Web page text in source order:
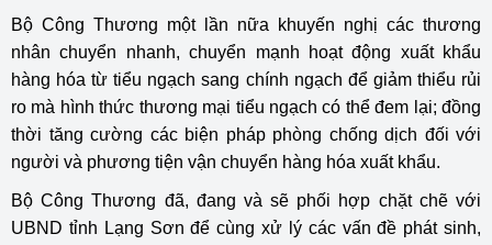
Bộ Công Thương một lần nữa khuyến nghị các thương
nhân chuyển nhanh, chuyển mạnh hoạt động xuất khẩu
hàng hóa từ tiểu ngạch sang chính ngạch để giảm thiểu rủi
ro mà hình thức thương mại tiểu ngạch có thể đem lại; đồng
thời tăng cường các biện pháp phòng chống dịch đối với
người và phương tiện vận chuyển hàng hóa xuất khẩu.
Bộ Công Thương đã, đang và sẽ phối hợp chặt chẽ với
UBND tỉnh Lạng Sơn để cùng xử lý các vấn đề phát sinh,